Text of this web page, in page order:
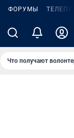
ФОРУМЫ
Что получают